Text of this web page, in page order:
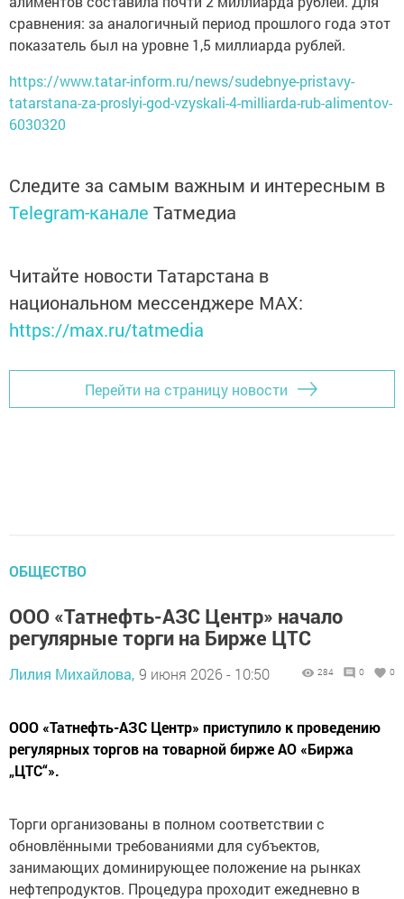
сравнения: за аналогичный период прошлого года этот
показатель был на уровне 1,5 миллиарда рублей.
https://www.tatar-inform.ru/news/sudebnye-pristavy-
tatarstana-za-proslyi-god-vzyskali-4-milliarda-rub-alimentov-
6030320
Следите за самым важным и интересным в
Telegram-канале Татмедиа
Читайте новости Татарстана в
национальном мессенджере MАХ:
https://max.ru/tatmedia
Перейти на страницу новости
ОБЩЕСТВО
ООО «Татнефть-АЗС Центр» начало
регулярные торги на Бирже ЦТС
Лилия Михайлова, 9 июня 2026 - 10:50 284 0 0
ООО «Татнефть-АЗС Центр» приступило к проведению
регулярных торгов на товарной бирже АО «Биржа
„ЦТС“».
Торги организованы в полном соответствии с
обновлёнными требованиями для субъектов,
занимающих доминирующее положение на рынках
нефтепродуктов. Процедура проходит ежедневно в